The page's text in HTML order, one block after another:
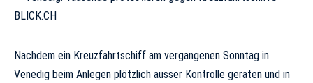
Nachdem ein Kreuzfahrtschiff am vergangenen Sonntag in
Venedig beim Anlegen plötzlich ausser Kontrolle geraten und in